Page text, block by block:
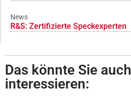
News
R&S: Zertifizierte Speckexperten
Das könnte Sie auch
interessieren: